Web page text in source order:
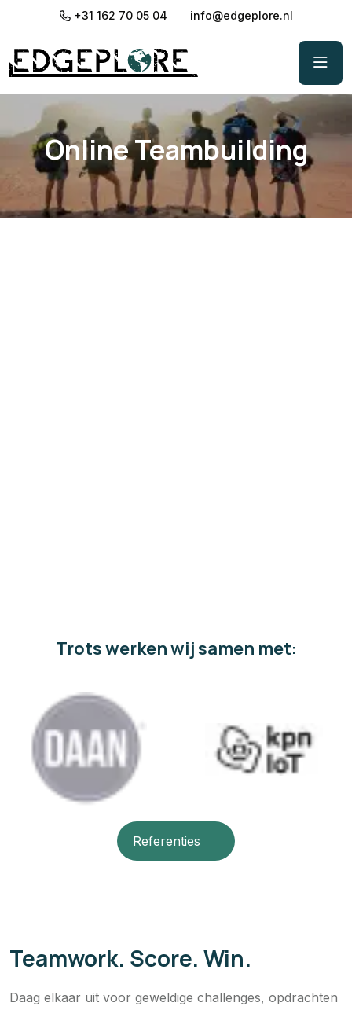
+31 162 70 05 04 info@edgeplore.nl
Online Teambuilding
Trots werken wij samen met:
Referenties
Teamwork. Score. Win.
Daag elkaar uit voor geweldige challenges, opdrachten